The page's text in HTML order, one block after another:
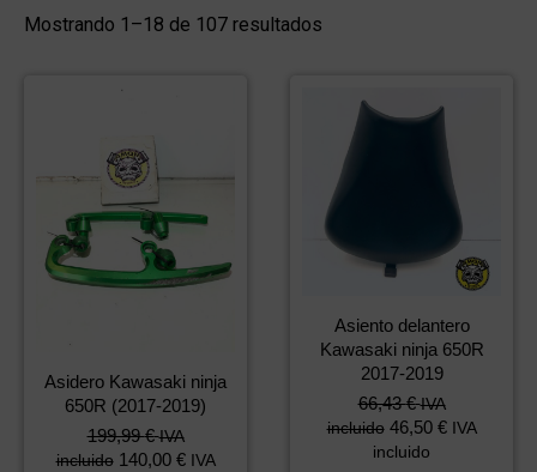
Mostrando 1–18 de 107 resultados
Asidero Kawasaki ninja
650R (2017-2019)
199,99€ IVA
incluido 140,00 € IVA
Asiento delantero
Kawasaki ninja 650R
2017-2019
66,43€ IVA
incluido 46,50 € IVA
incluido